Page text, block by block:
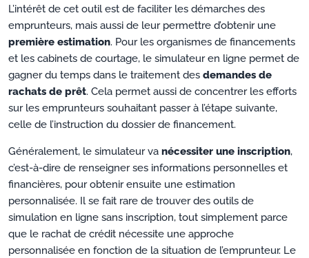
L’intérêt de cet outil est de faciliter les démarches des
emprunteurs, mais aussi de leur permettre d’obtenir une
première estimation. Pour les organismes de financements
et les cabinets de courtage, le simulateur en ligne permet de
gagner du temps dans le traitement des demandes de
rachats de prêt. Cela permet aussi de concentrer les efforts
sur les emprunteurs souhaitant passer à l’étape suivante,
celle de l’instruction du dossier de financement.
Généralement, le simulateur va nécessiter une inscription,
c’est-à-dire de renseigner ses informations personnelles et
financières, pour obtenir ensuite une estimation
personnalisée. Il se fait rare de trouver des outils de
simulation en ligne sans inscription, tout simplement parce
que le rachat de crédit nécessite une approche
personnalisée en fonction de la situation de l’emprunteur. Le